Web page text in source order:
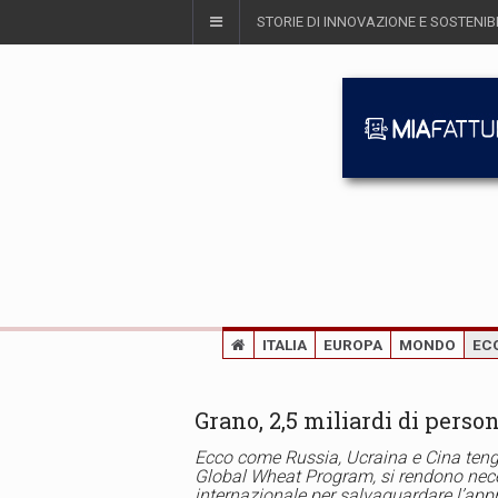
STORIE DI INNOVAZIONE E
ITALIA EUROPA MONDO
Grano, 2,5 miliardi di
Ecco come Russia, Ucraina e Cina
Global Wheat Program, si rendono